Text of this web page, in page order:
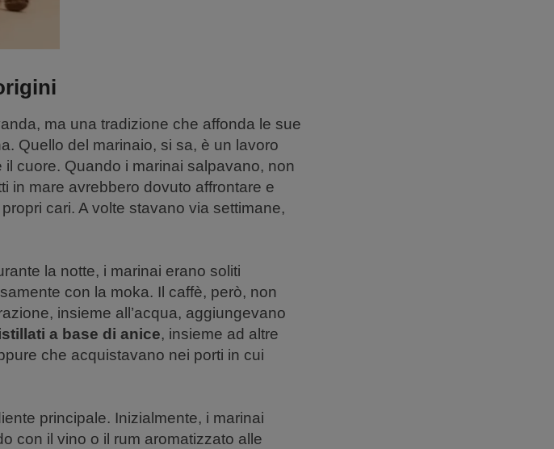
ma una tradizione che affonda le sue
Quello del marinaio, si sa, è un lavoro
cuore. Quando i marinai salpavano, non
in mare avrebbero dovuto affrontare e
cari. A volte stavano via settimane,
la notte, i marinai erano soliti
con la moka. Il caffè, però, non
insieme all’acqua, aggiungevano
a base di anice, insieme ad altre
che acquistavano nei porti in cui
principale. Inizialmente, i marinai
con il vino o il rum aromatizzato alle